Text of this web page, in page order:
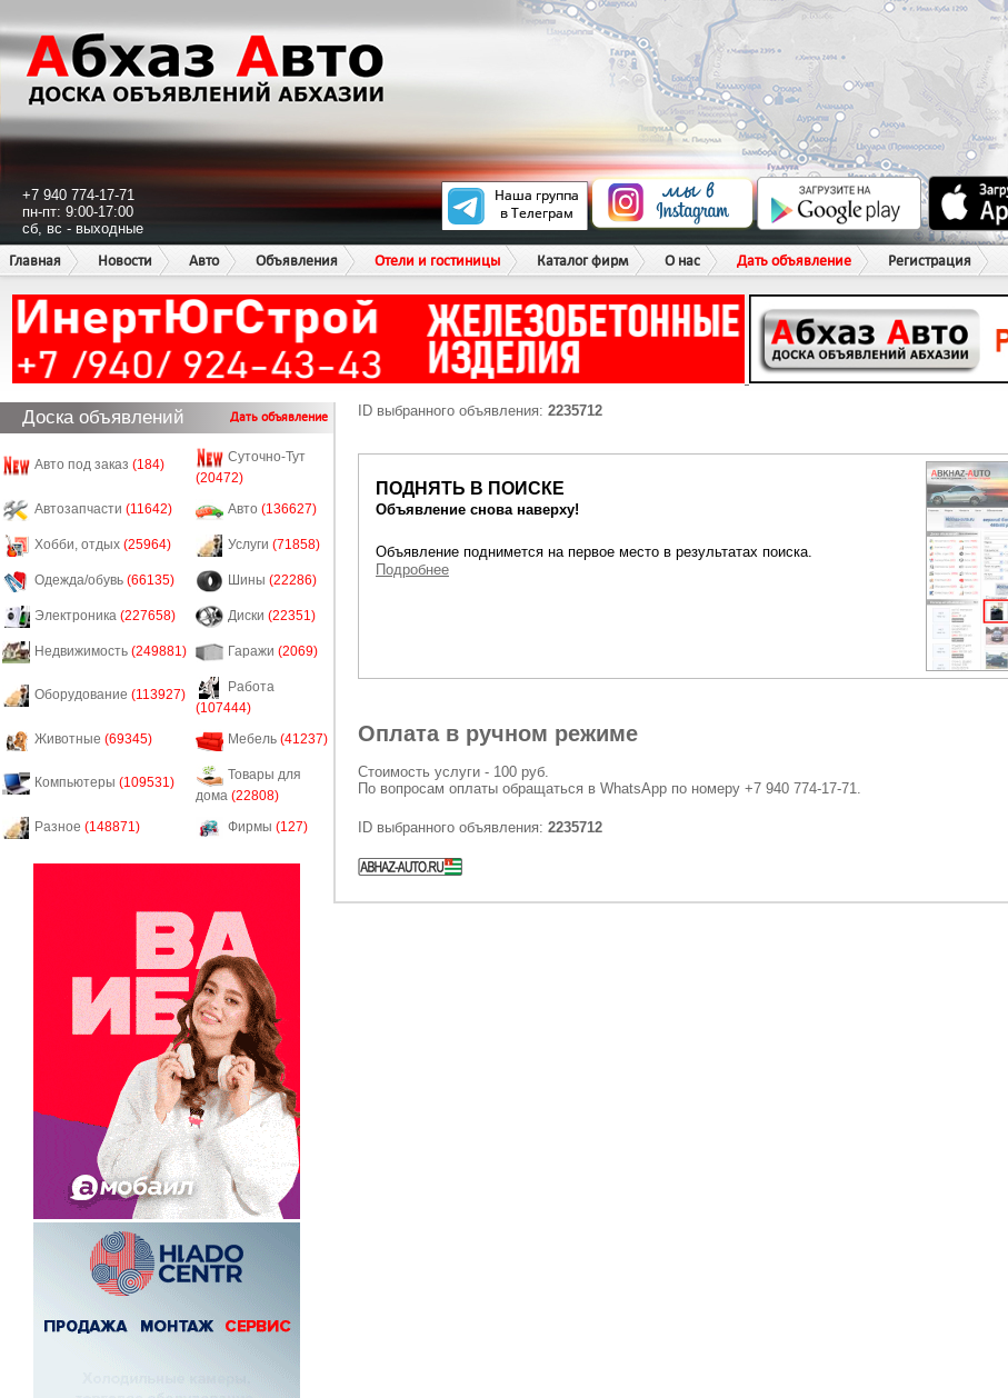
+7 940 774-17-71
пн-пт: 9:00-17:00
сб, вс - выходные
Главная
Новости Авто Объявления Отели и гостиницы Каталог фирм О нас Дать объявление Регистрация
Доска объявлений Дать объявление
Авто под заказ (184)
Суточно-Тут
(20472)
Автозапчасти (11642) Авто (136627)
Хобби, отдых (25964) Услуги (71858)
Одежда/обувь (66135) Шины (22286)
Электроника (227658) Диски (22351)
Недвижимость (249881) Гаражи (2069)
Оборудование (113927)
Работа
(107444)
Животные (69345) Мебель (41237)
Компьютеры (109531)
Товары для
дома (22808)
Разное (148871) Фирмы (127)
ID выбранного объявления: 2235712
ПОДНЯТЬ В ПОИСКЕ
Объявление снова наверху!
Объявление поднимется на первое место в результатах поиска.
Подробнее
Оплата в ручном режиме
Стоимость услуги - 100 руб.
По вопросам оплаты обращаться в WhatsApp по номеру +7 940 774-17-71.
ID выбранного объявления: 2235712